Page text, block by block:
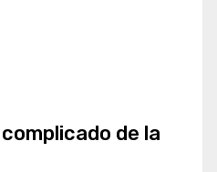
de la